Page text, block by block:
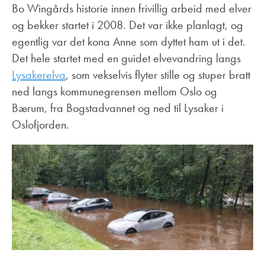
Bo Wingårds historie innen frivillig arbeid med elver
og bekker startet i 2008. Det var ikke planlagt, og
egentlig var det kona Anne som dyttet ham ut i det.
Det hele startet med en guidet elvevandring langs
Lysakerelva, som vekselvis flyter stille og stuper bratt
ned langs kommunegrensen mellom Oslo og
Bærum, fra Bogstadvannet og ned til Lysaker i
Oslofjorden.